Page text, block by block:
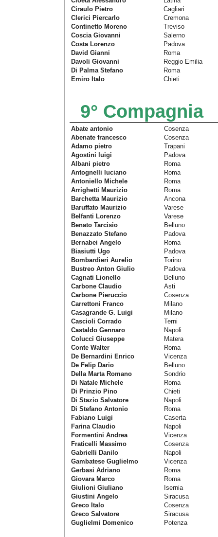
Ciraulo Pietro
Cagliari
Clerici Piercarlo
Cremona
Continetto Moreno
Treviso
Coscia Giovanni
Salerno
Costa Lorenzo
Padova
David Gianni
Roma
Davoli Giovanni
Reggio Emilia
Di Palma Stefano
Roma
Emiro Italo
Chieti
9° Compagnia
Abate antonio
Cosenza
Abenate francesco
Cosenza
Adamo pietro
Trapani
Agostini luigi
Padova
Albani pietro
Roma
Antognelli luciano
Roma
Antoniello Michele
Roma
Arrighetti Maurizio
Roma
Barchetta Maurizio
Ancona
Baruffato Maurizio
Varese
Belfanti Lorenzo
Varese
Benato Tarcisio
Belluno
Benazzato Stefano
Padova
Bernabei Angelo
Roma
Biasiutti Ugo
Padova
Bombardieri Aurelio
Torino
Bustreo Anton Giulio
Padova
Cagnati Lionello
Belluno
Carbone Claudio
Asti
Carbone Pieruccio
Cosenza
Carrettoni Franco
Milano
Casagrande G. Luigi
Milano
Cascioli Corrado
Terni
Castaldo Gennaro
Napoli
Colucci Giuseppe
Matera
Conte Walter
Roma
De Bernardini Enrico
Vicenza
De Felip Dario
Belluno
Della Marta Romano
Sondrio
Di Natale Michele
Roma
Di Prinzio Pino
Chieti
Di Stazio Salvatore
Napoli
Di Stefano Antonio
Roma
Fabiano Luigi
Caserta
Farina Claudio
Napoli
Formentini Andrea
Vicenza
Fraticelli Massimo
Cosenza
Gabrielli Danilo
Napoli
Gambatese Guglielmo
Vicenza
Gerbasi Adriano
Roma
Giovara Marco
Roma
Giulioni Giuliano
Isernia
Giustini Angelo
Siracusa
Greco Italo
Cosenza
Greco Salvatore
Siracusa
Guglielmi Domenico
Potenza